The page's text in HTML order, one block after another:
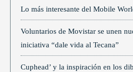
Lo más interesante del Mobile
Voluntarios de Movistar se unen
iniciativa “dale vida al Tecana”
Cuphead’ y la inspiración en los